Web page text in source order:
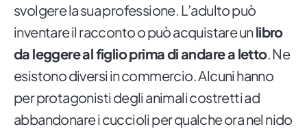
svolgere la sua professione. L’adulto può
inventare il racconto o può acquistare unlibro
da leggere al figlio prima di andare a letto. Ne
esistono diversi in commercio. Alcuni hanno
per protagonisti degli animali costretti ad
abbandonare i cuccioli per qualche ora nel nido